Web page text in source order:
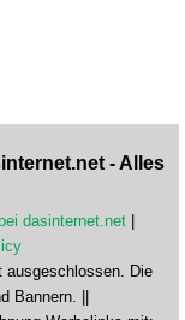
- Alles
dasinternet.net |
ausgeschlossen. Die
Bannern. ||